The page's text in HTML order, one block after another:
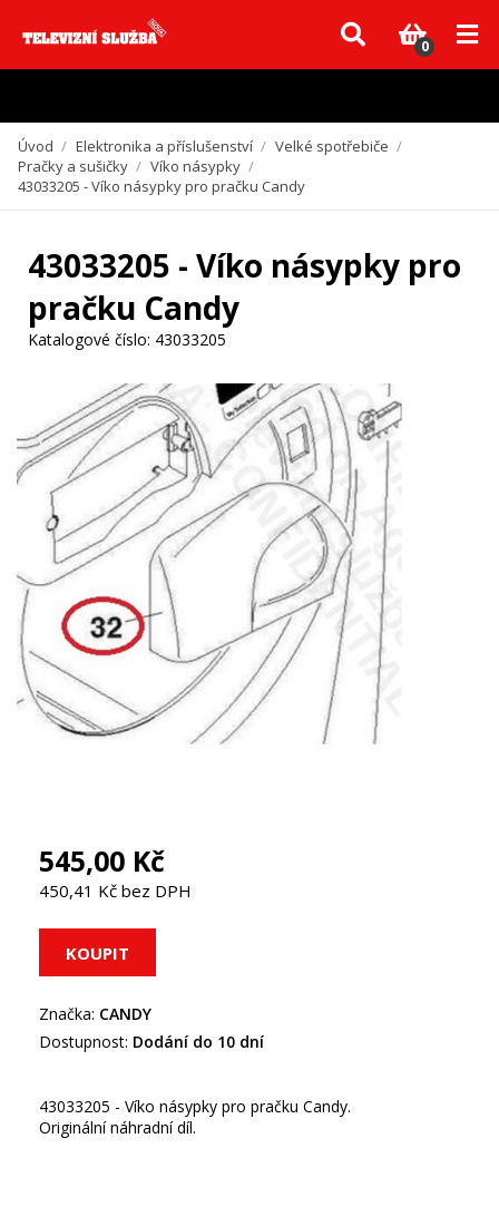
Vzhledem k aktuální situaci se může dodání dílů, které nejsou skladem,
zpozdit. Děkujeme za pochopení.
0
Úvod / Elektronika a příslušenství / Velké spotřebiče /
Pračky a sušičky / Víko násypky /
43033205 - Víko násypky pro pračku Candy
43033205 - Víko násypky pro
pračku Candy
Katalogové číslo: 43033205
545,00 Kč
450,41 Kč bez DPH
Značka: CANDY
Dostupnost: Dodání do 10 dní
43033205 - Víko násypky pro pračku Candy.
Originální náhradní díl.